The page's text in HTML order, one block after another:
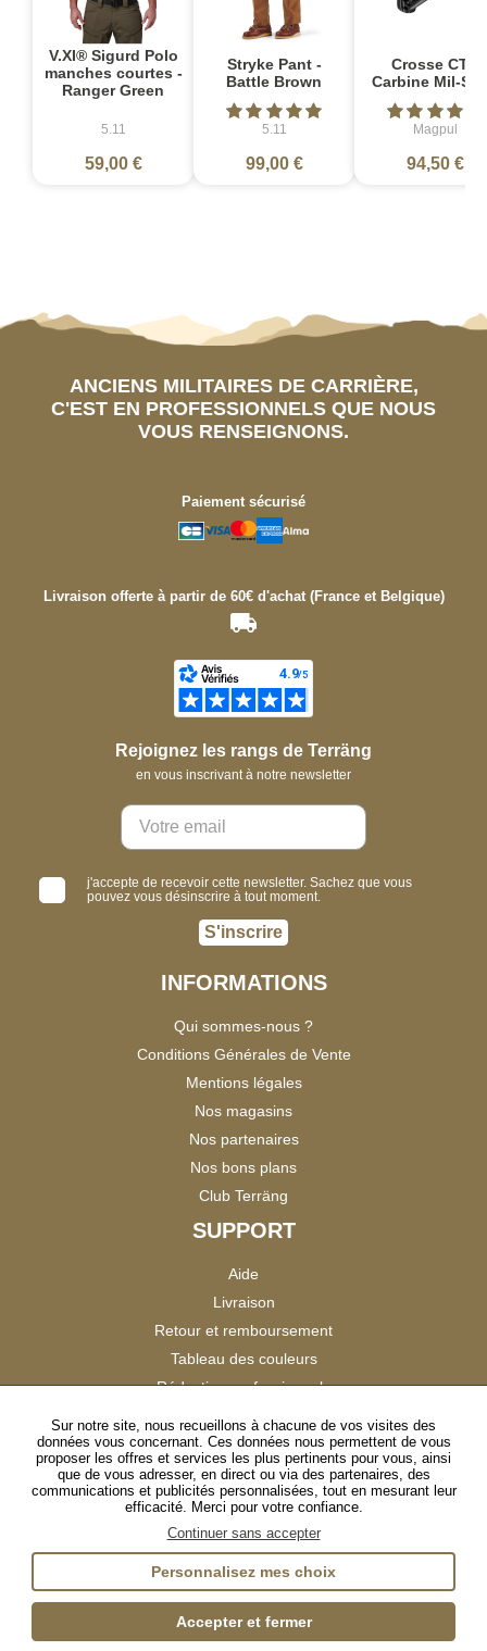
V.XI® Sigurd Polo
manches courtes -
Ranger Green
5.11
59,00 €
Stryke Pant -
Battle Brown
5.11
99,00 €
Crosse CTR
Carbine Mil-
Magpul
94,50 €
ANCIENS MILITAIRES DE CARRIÈRE,
C'EST EN PROFESSIONNELS QUE NOUS
VOUS RENSEIGNONS.
Paiement sécurisé
Livraison offerte à partir de 60€ d'achat (France et Belgique)
Rejoignez les rangs de Terräng
en vous inscrivant à notre newsletter
j'accepte de recevoir cette newsletter. Sachez que vous
pouvez vous désinscrire à tout moment.
S'inscrire
INFORMATIONS
Qui sommes-nous ?
Conditions Générales de Vente
Mentions légales
Nos magasins
Nos partenaires
Nos bons plans
Club Terräng
SUPPORT
Aide
Livraison
Retour et remboursement
Tableau des couleurs
Réduction professionnels
Catalogues
Satisfaction Clients
SUIVEZ-NOUS
InstagramTikTokFacebookYouTubeLinkedIn
Sur notre site, nous recueillons à chacune de vos visites des
données vous concernant. Ces données nous permettent de vous
proposer les offres et services les plus pertinents pour vous, ainsi
que de vous adresser, en direct ou via des partenaires, des
communications et publicités personnalisées, tout en mesurant leur
efficacité. Merci pour votre confiance.
Continuer sans accepter
Personnalisez mes choix
Accepter et fermer